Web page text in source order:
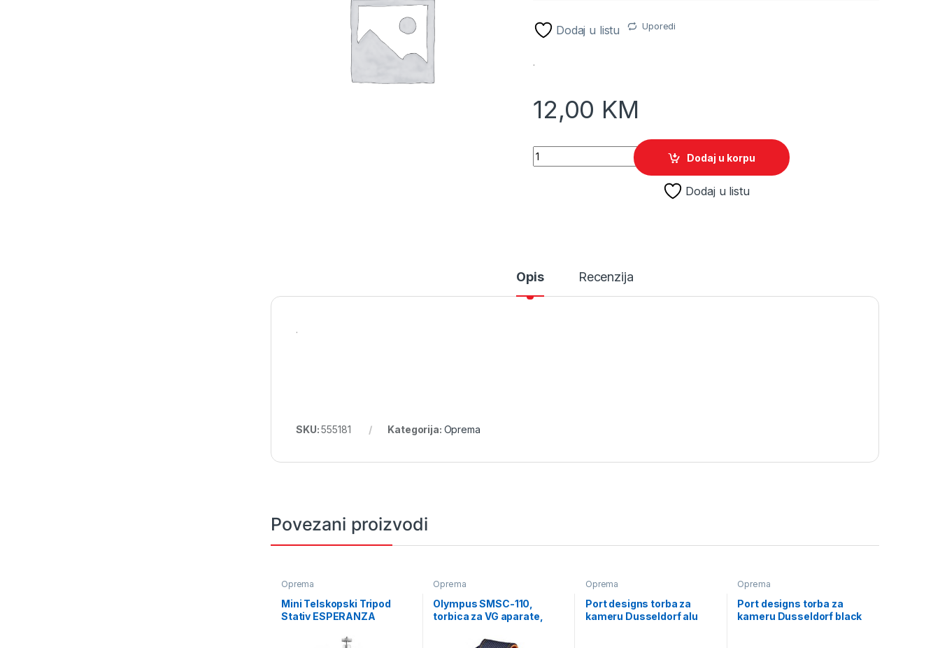
Dodaj u listu Uporedi
.
12,00 KM
Torbice razne SORTO quantity
Dodaj u korpu
Dodaj u listu
Opis Recenzija
.
SKU:555181 Kategorija: Oprema
Povezani proizvodi
Oprema
Mini Telskopski Tripod
Stativ ESPERANZA
0,5kg, 3 nivoa, EF106
Oprema
Olympus SMSC-110,
torbica za VG aparate,
Oprema
Port designs torba za
kameru Dusseldorf alu
Oprema
Port designs torba za
kameru Dusseldorf black